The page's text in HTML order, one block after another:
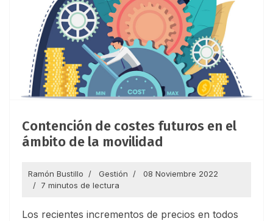
Contención de costes futuros en el
ámbito de la movilidad
Ramón Bustillo Gestión
08 Noviembre 2022
7 minutos de lectura
Los recientes incrementos de precios en todos